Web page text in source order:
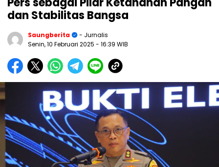
dan Stabilitas Bangsa
Saungberita
- Jurnalis
Senin, 10 Februari 2025 - 16:39 WIB